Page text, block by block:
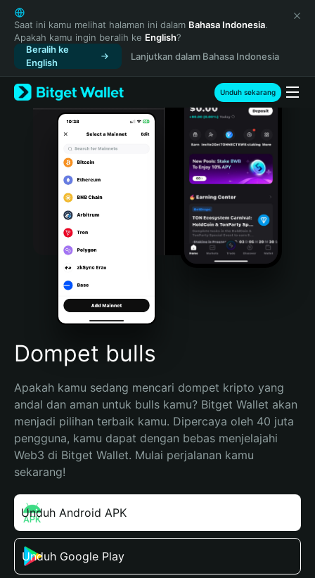
English
日本語
Tiếng Việt
Русский
Español (Latinoamérica)
Türkçe
Italiano
Português (Portugal)
Bahasa Indonesia
Português (Brasil)
Español (Argentina)
Saat ini kamu melihat halaman ini dalam Bahasa Indonesia.
Apakah kamu ingin beralih ke English?
Beralih ke
English
Lanjutkan dalam Bahasa Indonesia
Unduh sekarang
Dompet bulls
Apakah kamu sedang mencari dompet kripto yang
andal dan aman untuk bulls kamu? Bitget Wallet akan
menjadi pilihan terbaik kamu. Dipercaya oleh 40 juta
pengguna, kamu dapat dengan bebas menjelajahi
Web3 di Bitget Wallet. Mulai perjalanan kamu
sekarang!
Unduh Android APK
Unduh Google Play